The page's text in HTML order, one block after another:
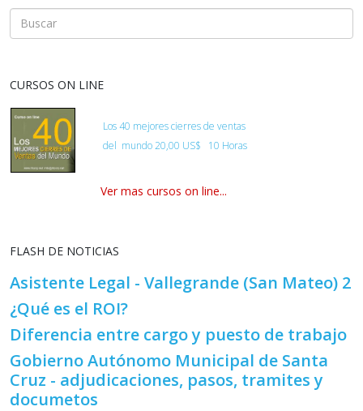
CURSOS ON LINE
Los 40 mejores cierres de ventas
del mundo20,00 US$ 10 Horas
Ver mas cursos on line...
FLASH DE NOTICIAS
Asistente Legal - Vallegrande (San Mateo) 2
¿Qué es el ROI?
Diferencia entre cargo y puesto de trabajo
Gobierno Autónomo Municipal de Santa
Cruz - adjudicaciones, pasos, tramites y
documetos